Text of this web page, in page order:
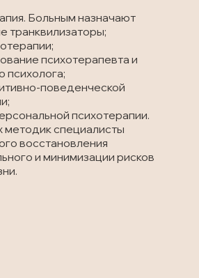
Больным назначают
транквилизаторы;
психотерапевта и
психолога;
поведенческой
психотерапии.
методик специалисты
восстановления
и минимизации рисков